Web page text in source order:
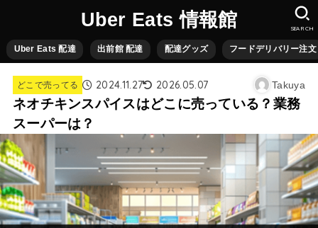
Uber Eats 情報館
Uber Eats 配達 出前館 配達 配達グッズ フードデリバリー注文
SEARCH
どこで売ってる 2024.11.27 2026.05.07 Takuya
ネオチキンスパイスはどこに売っている？業務
スーパーは？